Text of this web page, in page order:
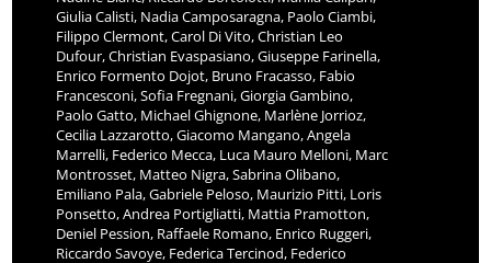
Giulia Calisti, Nadia Camposaragna, Paolo Ciambi,
Filippo Clermont, Carol Di Vito, Christian Leo
Dufour, Christian Evaspasiano, Giuseppe Farinella,
Enrico Formento Dojot, Bruno Fracasso, Fabio
Francesconi, Sofia Fregnani, Giorgia Gambino,
Paolo Gatto, Michael Ghignone, Marlène Jorrioz,
Cecilia Lazzarotto, Giacomo Mangano, Angela
Marrelli, Federico Mecca, Luca Mauro Melloni, Marc
Montrosset, Matteo Nigra, Sabrina Olibano,
Emiliano Pala, Gabriele Peloso, Maurizio Pitti, Loris
Ponsetto, Andrea Portigliatti, Mattia Pramotton,
Deniel Pession, Raffaele Romano, Enrico Ruggeri,
Riccardo Savoye, Federica Tercinod, Federico